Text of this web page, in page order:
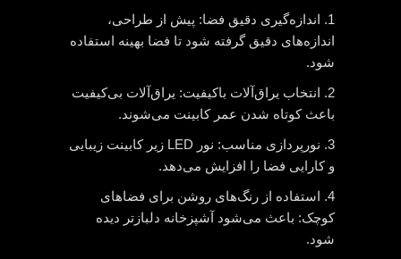
1. اندازه‌گیری دقیق فضا: پیش از طراحی،
اندازه‌های دقیق گرفته شود تا فضا بهینه استفاده
شود.
2. انتخاب یراق‌آلات باکیفیت: یراق‌آلات بی‌کیفیت
باعث کوتاه شدن عمر کابینت می‌شوند.
3. نورپردازی مناسب: نور LED زیر کابینت زیبایی
و کارایی فضا را افزایش می‌دهد.
4. استفاده از رنگ‌های روشن برای فضاهای
کوچک: باعث می‌شود آشپزخانه دلبازتر دیده
شود.